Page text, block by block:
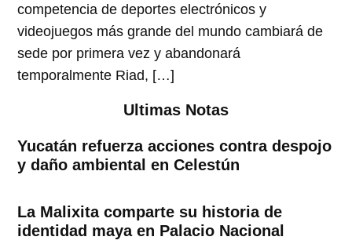
competencia de deportes electrónicos y
videojuegos más grande del mundo cambiará de
sede por primera vez y abandonará
temporalmente Riad, […]
Ultimas Notas
Yucatán refuerza acciones contra despojo
y daño ambiental en Celestún
La Malixita comparte su historia de
identidad maya en Palacio Nacional